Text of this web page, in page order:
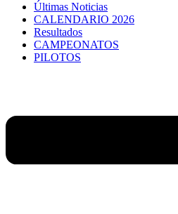
Últimas Noticias
CALENDARIO 2026
Resultados
CAMPEONATOS
PILOTOS